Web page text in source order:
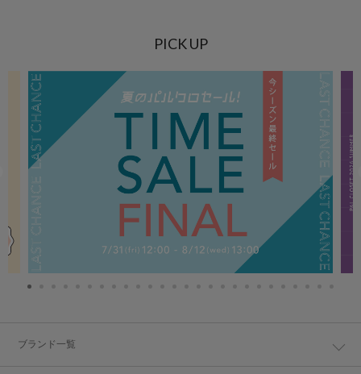
PICK UP
ブランド一覧